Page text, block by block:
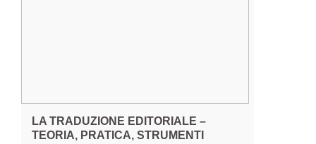
LA TRADUZIONE EDITORIALE –
TEORIA, PRATICA, STRUMENTI